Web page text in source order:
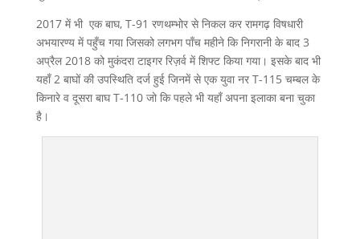
2017 में भी एक बाघ, T-91 रणथम्भोर से निकल कर रामगढ़ विषधारी
अभयारण्य में पहुँच गया जिसको लगभग पाँच महीने कि निगरानी के बाद 3
अप्रैल 2018 को मुकंदरा टाइगर रिज़र्व में शिफ्ट किया गया। इसके बाद भी
यहाँ 2 बाघों की उपस्थिति दर्ज हुई जिनमें से एक युवा नर T-115 चम्बल के
किनारे व दूसरा बाघ T-110 जो कि पहले भी यहाँ अपना इलाका बना चुका
है।